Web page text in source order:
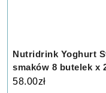
Nutridrink Yoghurt
smaków 8 butelek x
58.00zł